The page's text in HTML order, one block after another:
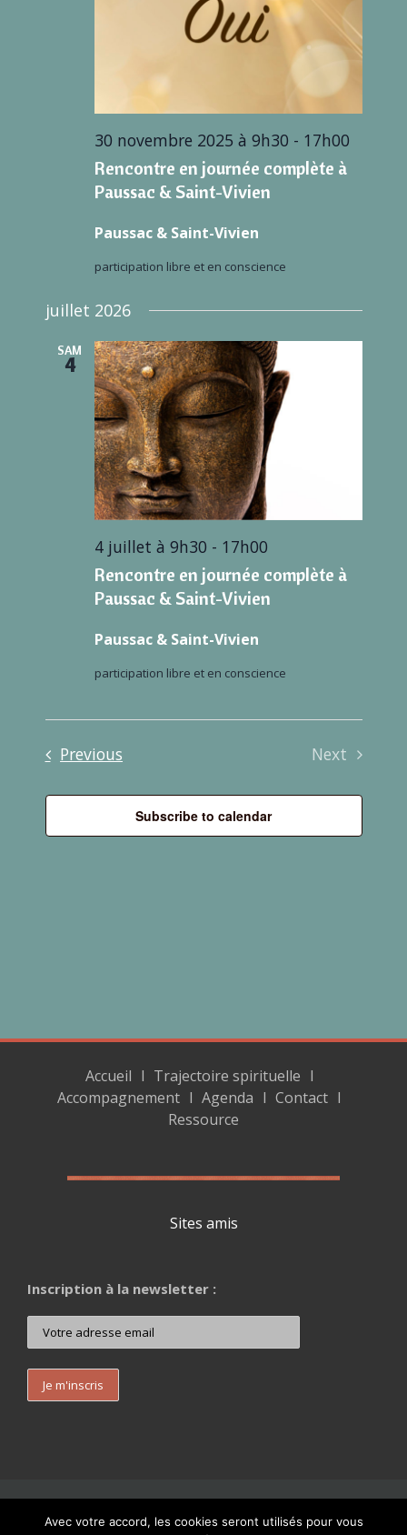
30 novembre 2025 à 9h30 - 17h00
Rencontre en journée complète à
Paussac & Saint-Vivien
Paussac & Saint-Vivien
participation libre et en conscience
juillet 2026
SAM
4
4 juillet à 9h30 - 17h00
Rencontre en journée complète à
Paussac & Saint-Vivien
Paussac & Saint-Vivien
participation libre et en conscience
Previous
Next
Subscribe to calendar
Accueil
Trajectoire spirituelle
Accompagnement
Agenda
Contact
Ressource
Sites amis
Inscription à la newsletter :
SIREN 444 881 593
Avec votre accord, les cookies seront utilisés pour vous